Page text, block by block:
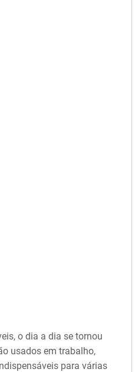
o dia a dia se tornou
usados em trabalho,
para várias